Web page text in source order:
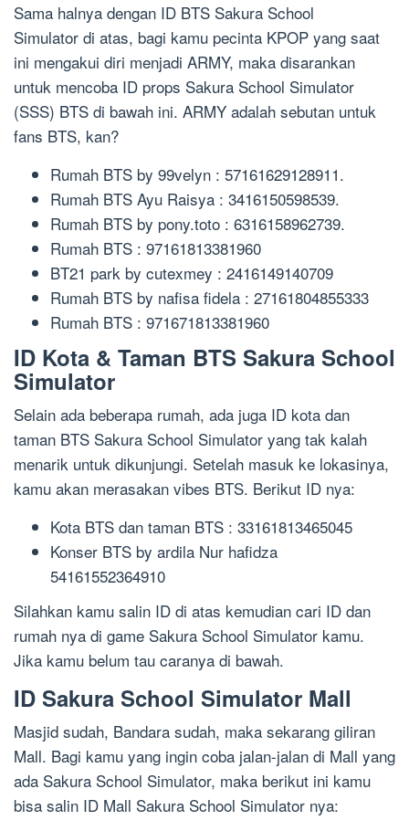
Sama halnya dengan ID BTS Sakura School
Simulator di atas, bagi kamu pecinta KPOP yang saat
ini mengakui diri menjadi ARMY, maka disarankan
untuk mencoba ID props Sakura School Simulator
(SSS) BTS di bawah ini. ARMY adalah sebutan untuk
fans BTS, kan?
Rumah BTS by 99velyn : 57161629128911.
Rumah BTS Ayu Raisya : 3416150598539.
Rumah BTS by pony.toto : 6316158962739.
Rumah BTS : 97161813381960
BT21 park by cutexmey : 2416149140709
Rumah BTS by nafisa fidela : 27161804855333
Rumah BTS : 971671813381960
ID Kota & Taman BTS Sakura School
Simulator
Selain ada beberapa rumah, ada juga ID kota dan
taman BTS Sakura School Simulator yang tak kalah
menarik untuk dikunjungi. Setelah masuk ke lokasinya,
kamu akan merasakan vibes BTS. Berikut ID nya:
Kota BTS dan taman BTS : 33161813465045
Konser BTS by ardila Nur hafidza
54161552364910
Silahkan kamu salin ID di atas kemudian cari ID dan
rumah nya di game Sakura School Simulator kamu.
Jika kamu belum tau caranya di bawah.
ID Sakura School Simulator Mall
Masjid sudah, Bandara sudah, maka sekarang giliran
Mall. Bagi kamu yang ingin coba jalan-jalan di Mall yang
ada Sakura School Simulator, maka berikut ini kamu
bisa salin ID Mall Sakura School Simulator nya: